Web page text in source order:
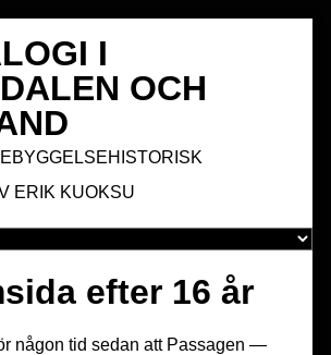
I
OCH
ERIK KUOKSU
efter 16 år
någon tid sedan att Passagen —